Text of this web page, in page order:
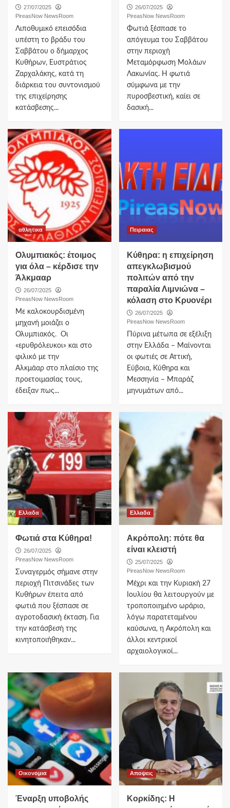
27/07/2025
PireasNow NewsRoom
Λιποθυμικό επεισόδια
υπέστη το βράδυ του
Σαββάτου ο δήμαρχος
Κυθήρων, Ευστράτιος
Ζαρχαλάκης, κατά τη
διάρκεια του συντονισμού
της επιχείρησης
κατάσβεσης...
26/07/2025
PireasNow NewsRoom
Φωτιά ξέσπασε το
απόγευμα του Σαββάτου
στην περιοχή
Μεταμόρφωση Μολάων
Λακωνίας. Η φωτιά
σύμφωνα με την
πυροσβεστική, καίει σε
δασική...
αθλητικα
Ολυμπιακός: έτοιμος
για όλα – κέρδισε την
Άλκμααρ
26/07/2025
PireasNow NewsRoom
Με καλοκουρδισμένη
μηχανή μοιάζει ο
Ολυμπιακός. Οι
«ερυθρόλευκοι» και στο
φιλικό με την
Αλκμάαρ στο πλαίσιο της
προετοιμασίας τους,
έδειξαν πως...
Πειραιας
Κύθηρα: η επιχείρηση
απεγκλωβισμού
πολιτών από την
παραλία Λιμνιώνα –
κόλαση στο Κρυονέρι
26/07/2025
PireasNow NewsRoom
Πύρινα μέτωπα σε εξέλιξη
στην Ελλάδα – Μαίνονται
οι φωτιές σε Αττική,
Εύβοια, Κύθηρα και
Μεσσηνία – Μπαράζ
μηνυμάτων από...
Ελλαδα
Φωτιά στα Κύθηρα!
26/07/2025
PireasNow NewsRoom
Συναγερμός σήμανε στην
περιοχή Πιτσινάδες των
Κυθήρων έπειτα από
φωτιά που ξέσπασε σε
αγροτοδασική έκταση. Για
την κατάσβεσή της
κινητοποιήθηκαν...
Ελλαδα
Ακρόπολη: πότε θα
είναι κλειστή
25/07/2025
PireasNow NewsRoom
Μέχρι και την Κυριακή 27
Ιουλίου θα λειτουργούν με
τροποποιημένο ωράριο,
λόγω παρατεταμένου
καύσωνα, η Ακρόπολη και
άλλοι κεντρικοί
αρχαιολογικοί...
Οικονομια
Έναρξη υποβολής
Αποψεις
Κορκίδης: Η